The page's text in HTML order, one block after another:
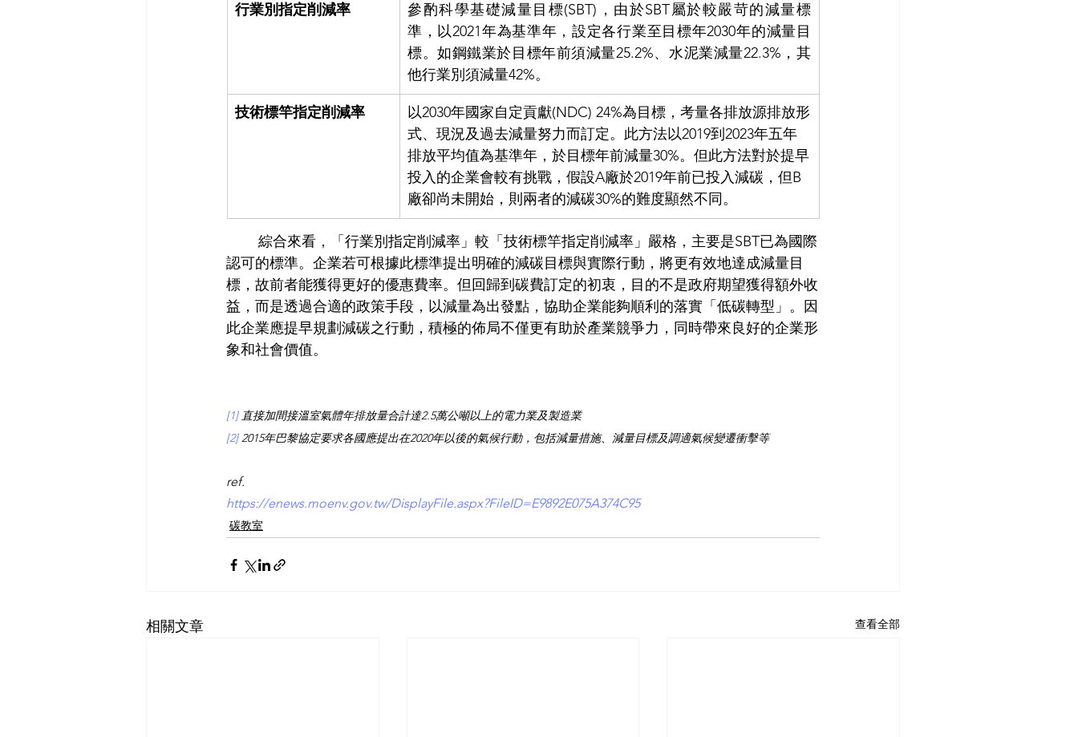
行業別指定削減率
參酌科學基礎減量目標(SBT)，由於SBT屬於較嚴苛的減量標
準，以2021年為基準年，設定各行業至目標年2030年的減量目
標。如鋼鐵業於目標年前須減量25.2%、水泥業減量22.3%，其
他行業別須減量42%。
技術標竿指定削減率
以2030年國家自定貢獻(NDC) 24%為目標，考量各排放源排放形
式、現況及過去減量努力而訂定。此方法以2019到2023年五年
排放平均值為基準年，於目標年前減量30%。但此方法對於提早
投入的企業會較有挑戰，假設A廠於2019年前已投入減碳，但B
廠卻尚未開始，則兩者的減碳30%的難度顯然不同。
認可的標準。企業若可根據此標準提出明確的減碳目標與實際行動，將更有效地達成減量目
標，故前者能獲得更好的優惠費率。但回歸到碳費訂定的初衷，目的不是政府期望獲得額外收
益，而是透過合適的政策手段，以減量為出發點，協助企業能夠順利的落實「低碳轉型」。因
此企業應提早規劃減碳之行動，積極的佈局不僅更有助於產業競爭力，同時帶來良好的企業形
象和社會價值。
[1] 直接加間接溫室氣體年排放量合計達2.5萬公噸以上的電力業及製造業
[2] 2015年巴黎協定要求各國應提出在2020年以後的氣候行動，包括減量措施、減量目標及調適氣候變遷衝擊等
ref.
https://enews.moenv.gov.tw/DisplayFile.aspx?FileID=E9892E075A374C95
碳教室
相關文章 查看全部